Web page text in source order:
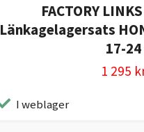
FACTORY
Länkagelagersats
17-24
1 295
I weblager